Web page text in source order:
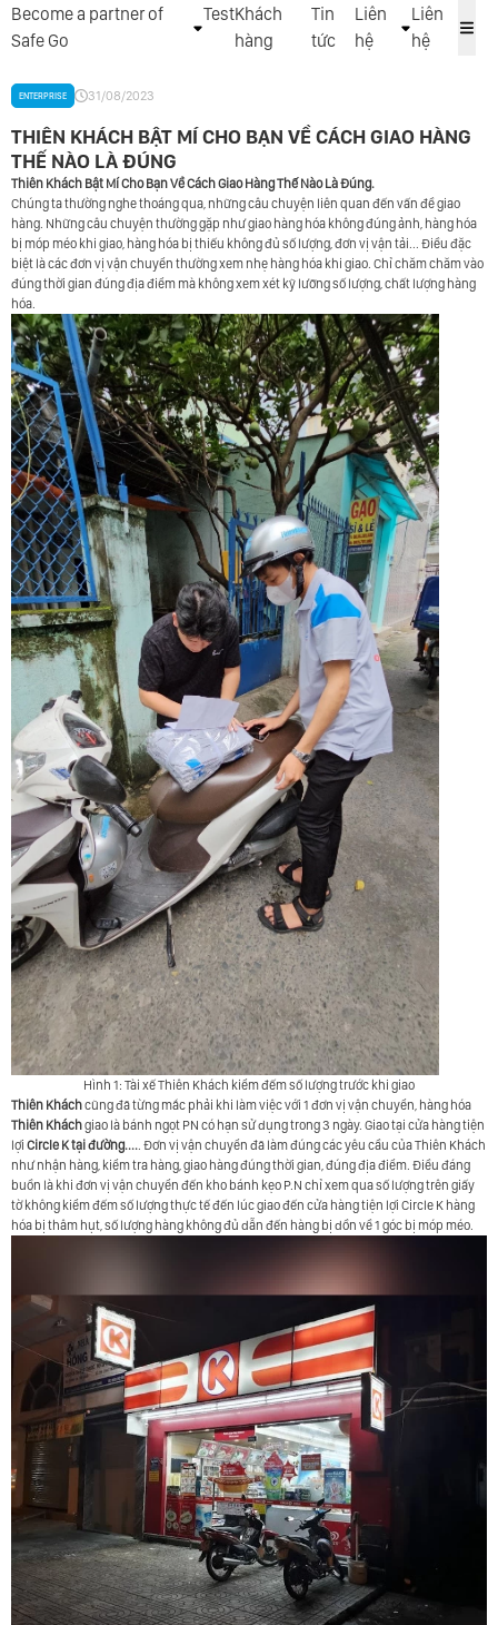
Become a partner of
Safe Go
TestKhách
hàng
Tin
tức
Liên
hệ
Liên
hệ
ENTERPRISE 31/08/2023
THIÊN KHÁCH BẬT MÍ CHO BẠN VỀ CÁCH GIAO HÀNG
THẾ NÀO LÀ ĐÚNG
Thiên Khách Bật Mí Cho Bạn Về Cách Giao Hàng Thế Nào Là Đúng.
Chúng ta thường nghe thoáng qua, những câu chuyện liên quan đến vấn đề giao
hàng. Những câu chuyện thường gặp như giao hàng hóa không đúng ảnh, hàng hóa
bị móp méo khi giao, hàng hóa bị thiếu không đủ số lượng, đơn vị vận tải... Điều đặc
biệt là các đơn vị vận chuyển thường xem nhẹ hàng hóa khi giao. Chỉ chăm chăm vào
đúng thời gian đúng địa điểm mà không xem xét kỹ lưỡng số lượng, chất lượng hàng
hóa.
Hình 1: Tài xế Thiên Khách kiểm đếm số lượng trước khi giao
Thiên Kháchcũng đã từng mắc phải khi làm việc với 1 đơn vị vận chuyển, hàng hóa
Thiên Kháchgiao là bánh ngọt PN có hạn sử dụng trong 3 ngày. Giao tại cửa hàng tiện
lợi Circle K tại đường.... . Đơn vị vận chuyển đã làm đúng các yêu cầu của Thiên Khách
như nhận hàng, kiểm tra hàng, giao hàng đúng thời gian, đúng địa điểm. Điều đáng
buồn là khi đơn vị vận chuyển đến kho bánh kẹo P.N chỉ xem qua số lượng trên giấy
tờ không kiểm đếm số lượng thực tế đến lúc giao đến cửa hàng tiện lợi Circle K hàng
hóa bị thâm hụt, số lượng hàng không đủ dẫn đến hàng bị dồn về 1 góc bị móp méo.